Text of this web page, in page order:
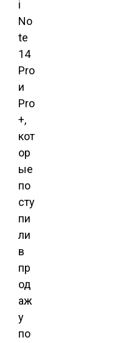
i
No
te
14
Pro
и
Pro
+,
кот
ор
ые
по
сту
пи
ли
в
пр
од
аж
у
по